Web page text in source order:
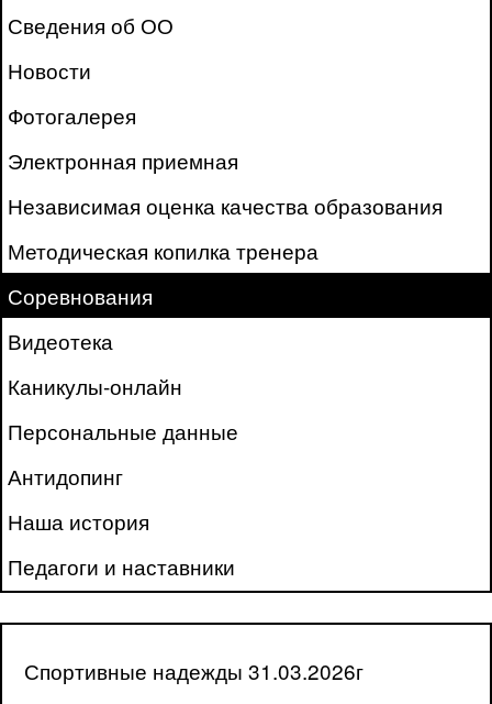
Сведения об ОО
Новости
Фотогалерея
Электронная приемная
Независимая оценка качества образования
Методическая копилка тренера
Соревнования
Видеотека
Каникулы-онлайн
Персональные данные
Антидопинг
Наша история
Педагоги и наставники
Спортивные надежды 31.03.2026г